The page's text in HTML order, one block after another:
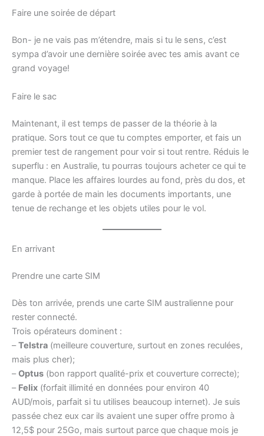
Faire une soirée de départ
Bon- je ne vais pas m’étendre, mais si tu le sens, c’est
sympa d’avoir une dernière soirée avec tes amis avant ce
grand voyage!
Faire le sac
Maintenant, il est temps de passer de la théorie à la
pratique. Sors tout ce que tu comptes emporter, et fais un
premier test de rangement pour voir si tout rentre. Réduis le
superflu : en Australie, tu pourras toujours acheter ce qui te
manque. Place les affaires lourdes au fond, près du dos, et
garde à portée de main les documents importants, une
tenue de rechange et les objets utiles pour le vol.
En arrivant
Prendre une carte SIM
Dès ton arrivée, prends une carte SIM australienne pour
rester connecté.
Trois opérateurs dominent :
–Telstra (meilleure couverture, surtout en zones reculées,
mais plus cher);
–Optus (bon rapport qualité-prix et couverture correcte);
– Felix (forfait illimité en données pour environ 40
AUD/mois, parfait si tu utilises beaucoup internet). Je suis
passée chez eux car ils avaient une super offre promo à
12,5$ pour 25Go, mais surtout parce que chaque mois je